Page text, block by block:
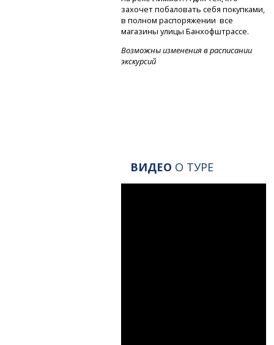
захочет побаловать себя покупками,
в полном распоряжении все
магазины улицы Банхофштрассе.
Возможны изменения в расписании
экскурсий
ВИДЕО О ТУРЕ